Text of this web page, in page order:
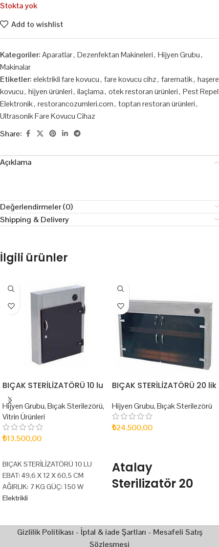
Stokta yok
Add to wishlist
Kategoriler:Aparatlar, Dezenfektan Makineleri, Hijyen Grubu,
Makinalar
Etiketler:elektrikli fare kovucu, fare kovucu cihz, farematik, haşere
kovucu, hijyen ürünleri, ilaçlama, otek restoran ürünleri, Pest Repel
Elektronik, restorancozumleri.com, toptan restoran ürünleri,
Ultrasonik Fare Kovucu Cihaz
Share:
Açıklama
Değerlendirmeler (0)
Shipping & Delivery
İlgili ürünler
BIÇAK STERİLİZATÖRÜ 10 lu
Hijyen Grubu,Bıçak Sterilezörü,
Vitrin Ürünleri
₺13.500,00
BIÇAK STERİLİZATÖRÜ 10 LU
EBAT: 49,6 X 12 X 60,5 CM
AĞIRLIK: 7 KG GÜÇ: 150 W
Elektrikli
takımları uzun süre mikrop ve
BIÇAK STERİLİZATÖRÜ 20 lik
Hijyen Grubu,Bıçak Sterilezörü
₺24.500,00
Atalay
Sterilizatör 20
koyulan tüm bıçak ve diğer
takımları uzun süre mikrop ve
Gizlilik Politikası - İptal & iade Şartları - Mesafeli Satış
Sözleşmesi